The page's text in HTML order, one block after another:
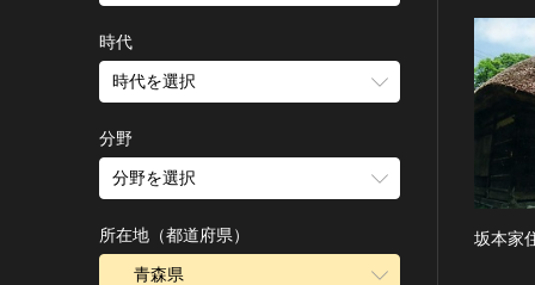
坂本家
時代
時代を選択
縄文 [日本]
弥生 [日本]
古墳 [日本]
飛鳥 [日本]
分野
分野を選択
建造物
宗教建築
所在地（都道府県）
青森県